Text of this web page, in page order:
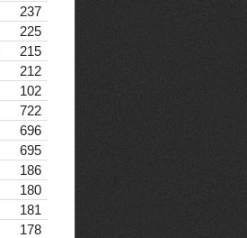
237
225
215
212
102
722
696
695
186
180
181
178